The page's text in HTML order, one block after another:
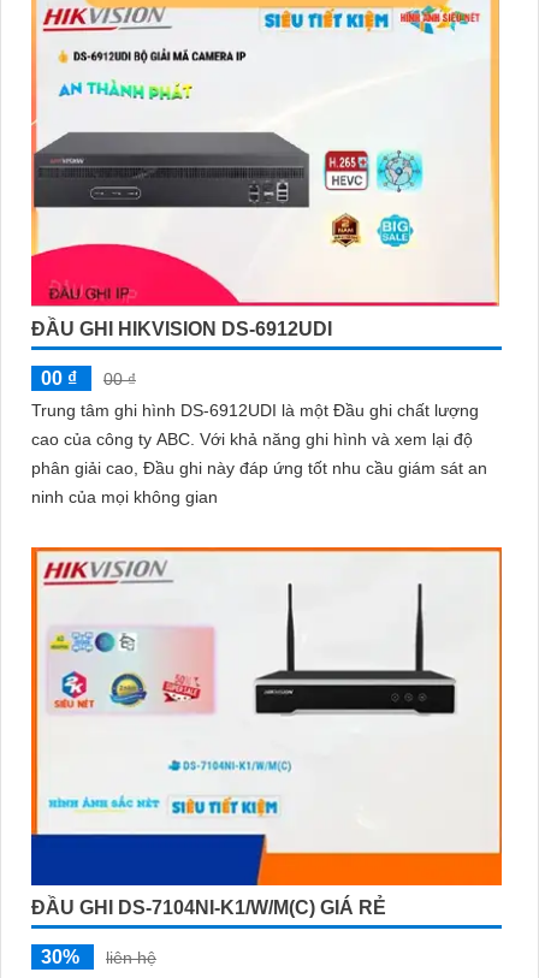
minh với giá cả phải chăng và hình ảnh chất lượng sắc nét. Hãy
đầu tư vào an ninh và yên tâm hơn với Camera Hikvision!
khách hàng quan tâm đến sản phẩm Camera Hikvision giá rẻ và
chất lượng.
ĐẦU GHI HIKVISION DS-6912UDI
00 ₫
00 ₫
Trung tâm ghi hình DS-6912UDI là một Đầu ghi chất lượng
cao của công ty ABC. Với khả năng ghi hình và xem lại độ
phân giải cao, Đầu ghi này đáp ứng tốt nhu cầu giám sát an
ninh của mọi không gian
ĐẦU GHI DS-7104NI-K1/W/M(C) GIÁ RẺ
30%
liên hệ